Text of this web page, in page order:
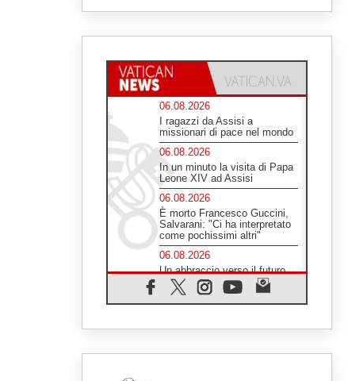
06.08.2026
I ragazzi da Assisi a
missionari di pace nel mondo
06.08.2026
In un minuto la visita di Papa
Leone XIV ad Assisi
06.08.2026
È morto Francesco Guccini,
Salvarani: "Ci ha interpretato
come pochissimi altri"
06.08.2026
Un abbraccio verso il futuro,
la grande festa del Papa e dei
giovani ad Assisi
Il grazie dei giovani al Papa: